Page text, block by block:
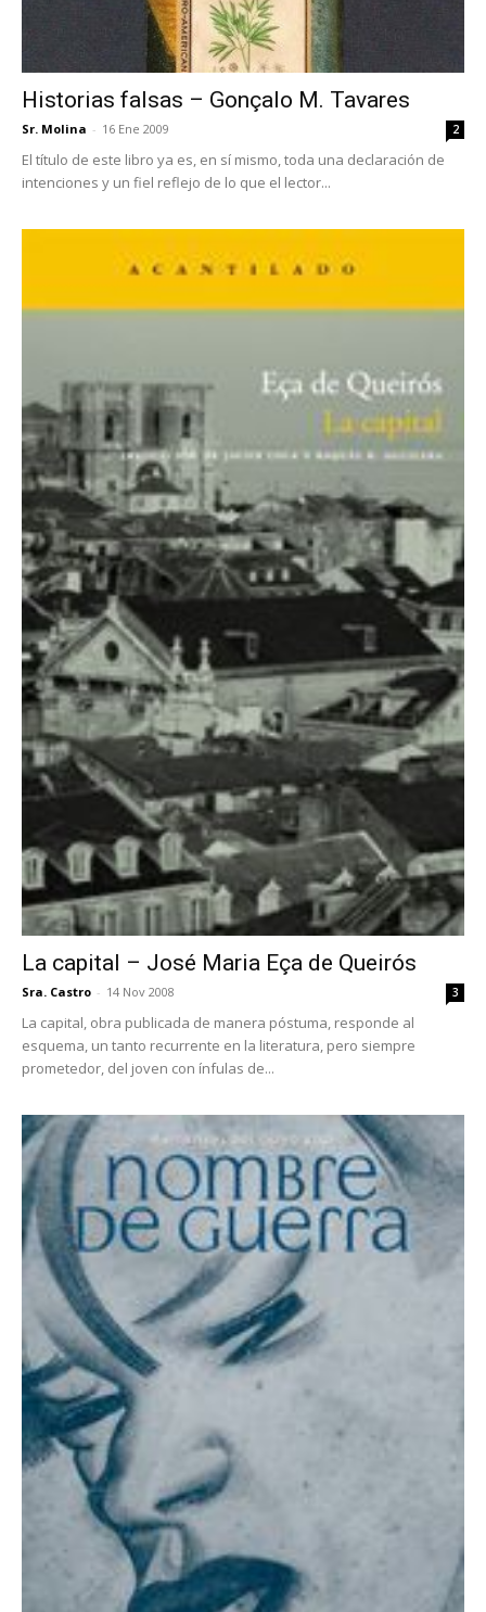
Historias falsas – Gonçalo M. Tavares
Sr. Molina - 16 Ene 2009 2
El título de este libro ya es, en sí mismo, toda una declaración de
intenciones y un fiel reflejo de lo que el lector...
La capital – José Maria Eça de Queirós
Sra. Castro - 14 Nov 2008 3
La capital, obra publicada de manera póstuma, responde al
esquema, un tanto recurrente en la literatura, pero siempre
prometedor, del joven con ínfulas de...